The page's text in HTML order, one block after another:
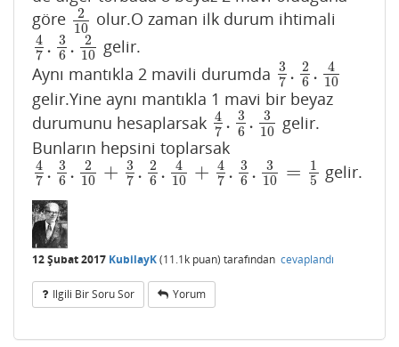
göre
2
10
210 olur.O zaman ilk durum ihtimali
4
7 . 3
6 .
2
10
47. 36. 210 gelir.
Aynı mantıkla 2 mavili durumda 3
7 . 2
6 .
4
10
37. 26. 410
gelir.Yine aynı mantıkla 1 mavi bir beyaz
durumunu hesaplarsak 4
7 . 3
6 .
3
10
47. 36. 310 gelir.
Bunların hepsini toplarsak
4
7 . 3
6 .
2
10 + 3
7 . 2
6 .
4
10 + 4
7 . 3
6 .
3
10
=
1
5
47. 36. 210 +3 7.2 6.4 10+ 47 36 310=1 5 gelir.
12 Şubat 2017 KubilayK(11.1k puan) tarafından cevaplandı
Ilgili Bir Soru Sor Yorum